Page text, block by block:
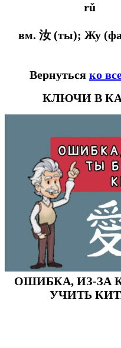
rǔ
вм. 汝 (ты); Жу
Вернуться ко
КЛЮЧИ В
ОШИБКА, ИЗ-ЗА
УЧИТЬ